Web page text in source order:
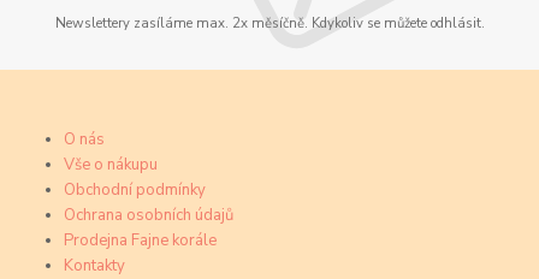
Newslettery zasíláme max. 2x měsíčně. Kdykoliv se můžete odhlásit.
O nás
Vše o nákupu
Obchodní podmínky
Ochrana osobních údajů
Prodejna Fajne korále
Kontakty